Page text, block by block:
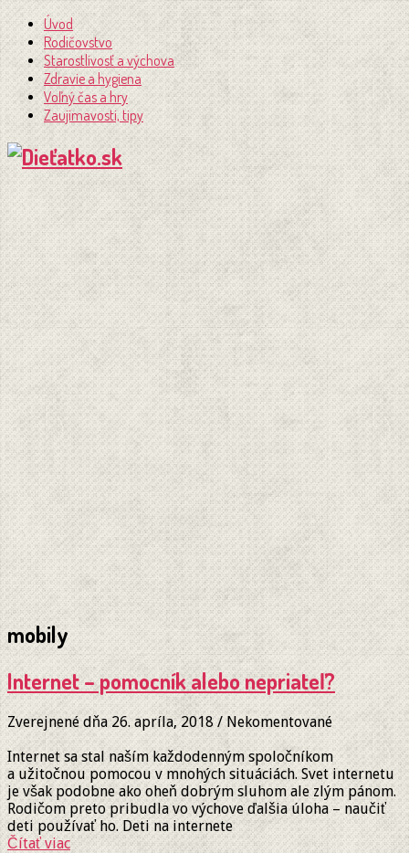
Úvod
Rodičovstvo
Starostlivosť a výchova
Zdravie a hygiena
Voľný čas a hry
Zaujímavosti, tipy
mobily
Internet – pomocník alebo nepriateľ?
Zverejnené dňa 26. apríla, 2018/Nekomentované
Internet sa stal naším každodenným spoločníkom
a užitočnou pomocou v mnohých situáciách. Svet internetu
je však podobne ako oheň dobrým sluhom ale zlým pánom.
Rodičom preto pribudla vo výchove ďalšia úloha – naučiť
deti používať ho. Deti na internete
Čítať viac